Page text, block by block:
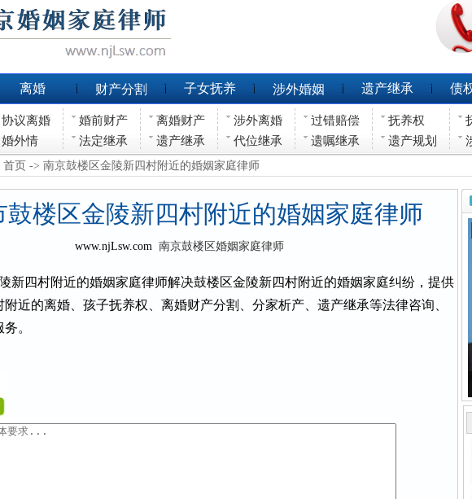
离婚 财产分割 子女抚养 涉外婚姻 遗产继承 债
协议离婚 婚前财产 离婚财产 涉外离婚 过错赔偿 抚养权
婚外情 法定继承 遗产继承 代位继承 遗嘱继承 遗产规划
首页 -> 南京鼓楼区金陵新四村附近的婚姻家庭律师
鼓楼区金陵新四村附近的婚姻家庭律师
www.njLsw.com 南京鼓楼区婚姻家庭律师
新四村附近的婚姻家庭律师解决鼓楼区金陵新四村附近的婚姻家庭纠纷，提供
近的离婚、孩子抚养权、离婚财产分割、分家析产、遗产继承等法律咨询、
。